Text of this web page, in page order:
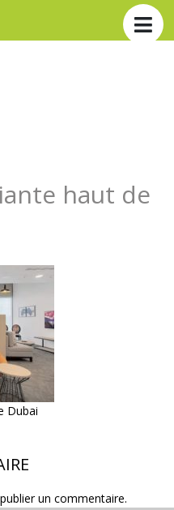
haut de
Dubai
un commentaire.